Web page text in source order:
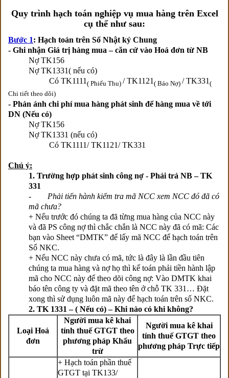
Quy trình hạch toán nghiệp vụ mua hàng trên Excel
cụ thể như sau:
Bước 1: Hạch toán trên Sổ Nhật ký Chung
- Ghi nhận Giá trị hàng mua – căn cứ vào Hoá đơn từ NB
Nợ TK156
Nợ TK1331( nếu có)
Có TK1111 ( Phiếu Thu) / TK1121 ( Báo Nợ) / TK331 (
Chi tiết theo dõi)
- Phản ánh chi phí mua hàng phát sinh để hàng mua về tới
DN (Nếu có)
Nợ TK156
Nợ TK1331 (nếu có)
Có TK1111/ TK1121/ TK331
Chú ý:
1. Trường hợp phát sinh công nợ - Phải trả NB – TK
331
- Phải tiến hành kiểm tra mã NCC xem NCC đó đã có
mã chưa?
+ Nếu trước đó chúng ta đã từng mua hàng của NCC này
và đã PS công nợ thì chắc chắn là NCC này đã có mã: Các
bạn vào Sheet “DMTK” để lấy mã NCC để hạch toán trên
Sổ NKC.
+ Nếu NCC này chưa có mã, tức là đây là lần đầu tiên
chúng ta mua hàng và nợ họ thì kế toán phải tiền hành lập
mã cho NCC này để theo dõi công nợ: Vào DMTK khai
báo tên công ty và đặt mã theo tên ở chỗ TK 331… Đặt
xong thì sử dụng luôn mã này để hạch toán trên sổ NKC.
2. TK 1331 – ( Nếu có) – Khi nào có khi không?
Loại Hoá
đơn
Người mua kê khai
tính thuế GTGT theo
phương pháp Khấu
trừ
Người mua kê khai
tính thuế GTGT theo
phương pháp Trực tiếp
+ Hạch toán phần thuế
GTGT tại TK133/